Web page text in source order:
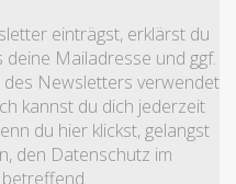
einträgst, erklärst du
Mailadresse und ggf.
Newsletters verwendet
kannst du dich jederzeit
du hier klickst, gelangst
den Datenschutz im